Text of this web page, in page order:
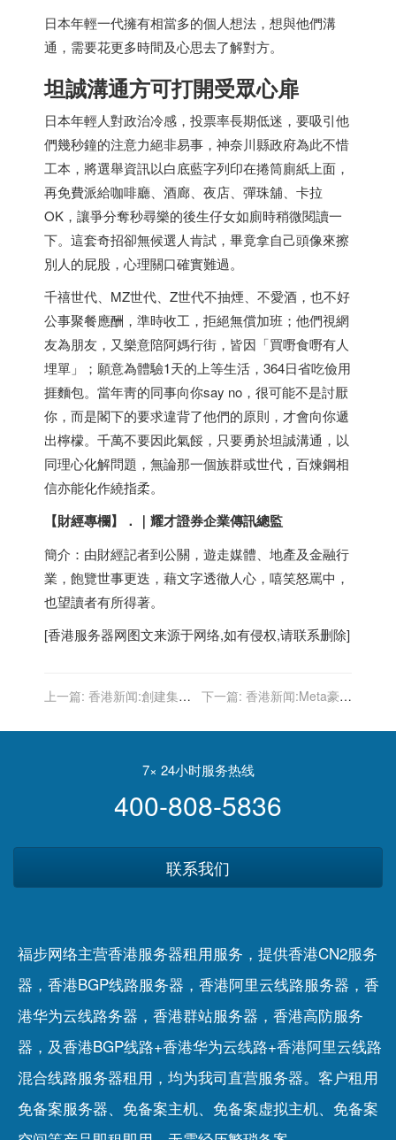
日本年輕一代擁有相當多的個人想法，想與他們溝
通，需要花更多時間及心思去了解對方。
坦誠溝通方可打開受眾心扉
日本年輕人對政治冷感，投票率長期低迷，要吸引他
們幾秒鐘的注意力絕非易事，神奈川縣政府為此不惜
工本，將選舉資訊以白底藍字列印在捲筒廁紙上面，
再免費派給咖啡廳、酒廊、夜店、彈珠舖、卡拉
OK，讓爭分奪秒尋樂的後生仔女如廁時稍微閱讀一
下。這套奇招卻無候選人肯試，畢竟拿自己頭像來擦
別人的屁股，心理關口確實難過。
千禧世代、MZ世代、Z世代不抽煙、不愛酒，也不好
公事聚餐應酬，準時收工，拒絕無償加班；他們視網
友為朋友，又樂意陪阿媽行街，皆因「買嘢食嘢有人
埋單」；願意為體驗1天的上等生活，364日省吃儉用
捱麵包。當年靑的同事向你say no，很可能不是討厭
你，而是閣下的要求違背了他們的原則，才會向你遞
出檸檬。千萬不要因此氣餒，只要勇於坦誠溝通，以
同理心化解問題，無論那一個族群或世代，百煉鋼相
信亦能化作繞指柔。
【財經專欄】 ． ｜耀才證券企業傳訊總監
簡介：由財經記者到公關，遊走媒體、地產及金融行
業，飽覽世事更迭，藉文字透徹人心，嘻笑怒罵中，
也望讀者有所得著。
[香港服务器网图文来源于网络,如有侵权,请联系删除]
上一篇: 香港新闻:創建集團
留一手 港交所殺錯良民？
下一篇: 香港新闻:Meta豪洗
安費 豈只防綁架勒索 | 林
7× 24小时服务热线
400-808-5836
联系我们
福步网络主营香港服务器租用服务，提供香港CN2服务
器，香港BGP线路服务器，香港阿里云线路服务器，香
港华为云线路务器，香港群站服务器，香港高防服务
器，及香港BGP线路+香港华为云线路+香港阿里云线路
混合线路服务器租用，均为我司直营服务器。客户租用
免备案服务器、 免备案主机、 免备案虚拟主机、 免备案